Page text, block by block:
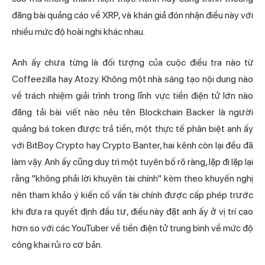
đăng bài quảng cáo về XRP, và khán giả đón nhận điều này với
nhiều mức độ hoài nghi khác nhau.
Anh ấy chưa từng là đối tượng của cuộc điều tra nào từ
Coffeezilla hay Atozy. Không một nhà sáng tạo nội dung nào
về trách nhiệm giải trình trong lĩnh vực tiền điện tử lớn nào
đăng tải bài viết nào nêu tên Blockchain Backer là người
quảng bá token được trả tiền, một thực tế phân biệt anh ấy
với BitBoy Crypto hay Crypto Banter, hai kênh còn lại đều đã
làm vậy. Anh ấy cũng duy trì một tuyên bố rõ ràng, lặp đi lặp lại
rằng "không phải lời khuyên tài chính" kèm theo khuyến nghị
nên tham khảo ý kiến cố vấn tài chính được cấp phép trước
khi đưa ra quyết định đầu tư, điều này đặt anh ấy ở vị trí cao
hơn so với các YouTuber về tiền điện tử trung bình về mức độ
công khai rủi ro cơ bản.